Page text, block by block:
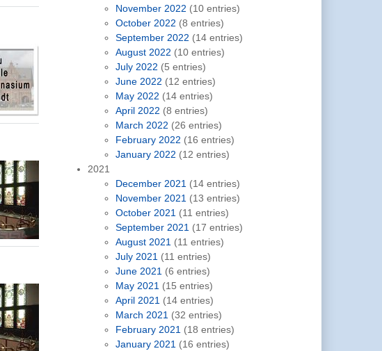
November 2022 (10 entries)
October 2022 (8 entries)
September 2022 (14 entries)
August 2022 (10 entries)
July 2022 (5 entries)
June 2022 (12 entries)
May 2022 (14 entries)
April 2022 (8 entries)
March 2022 (26 entries)
February 2022 (16 entries)
January 2022 (12 entries)
2021
December 2021 (14 entries)
November 2021 (13 entries)
October 2021 (11 entries)
September 2021 (17 entries)
August 2021 (11 entries)
July 2021 (11 entries)
June 2021 (6 entries)
May 2021 (15 entries)
April 2021 (14 entries)
March 2021 (32 entries)
February 2021 (18 entries)
January 2021 (16 entries)